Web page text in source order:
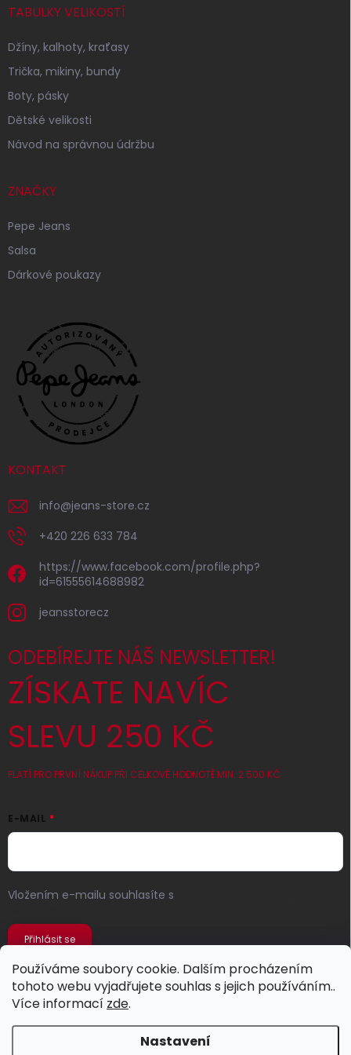
Používáme soubory cookie. Dalším procházením
tohoto webu vyjadřujete souhlas s jejich používáním..
Více informací zde.
Nastavení
TABULKY VELIKOSTÍ
Džíny, kalhoty, kraťasy
Trička, mikiny, bundy
Boty, pásky
Dětské velikosti
Návod na správnou údržbu
ZNAČKY
Pepe Jeans
Salsa
Dárkové poukazy
KONTAKT
info@jeans-store.cz
+420 226 633 784
https://www.facebook.com/profile.php?
id=61555614688982
jeansstorecz
ODEBÍREJTE NÁŠ NEWSLETTER!
ZÍSKATE NAVÍC
SLEVU 250 KČ
PLATÍ PRO PRVNÍ NÁKUP PŘI CELKOVÉ HODNOTĚ MIN. 2 500 KČ
E-MAIL
Vložením e-mailu souhlasíte s
Přihlásit se